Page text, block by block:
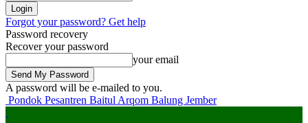
Forgot your password? Get help
Password recovery
Recover your password
your email
A password will be e-mailed to you.
Pondok Pesantren Baitul Arqom Balung Jember